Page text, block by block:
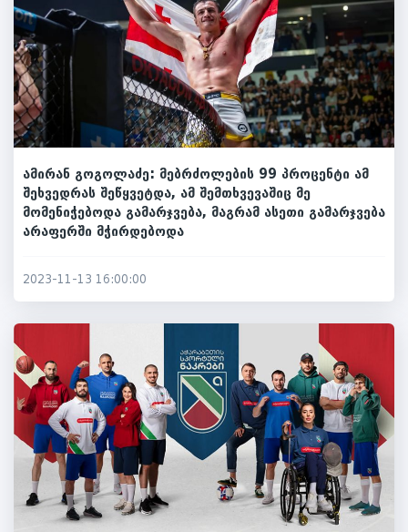
ამირან გოგოლაძე: მებრძოლების 99 პროცენტი ამ
შეხვედრას შეწყვეტდა, ამ შემთხვევაშიც მე
მომენიჭებოდა გამარჯვება, მაგრამ ასეთი გამარჯვება
არაფერში მჭირდებოდა
2023-11-13 16:00:00